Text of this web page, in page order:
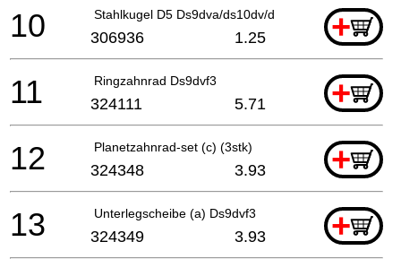
Stahlkugel D5 Ds9dva/ds10dv/dv2/ Ds12dva/ds13dv2/
+
10 306936 1.25
Ringzahnrad Ds9dvf3 +
11 324111 5.71
Planetzahnrad-set (c) (3stk) +
12 324348 3.93
Unterlegscheibe (a) Ds9dvf3 +
13 324349 3.93